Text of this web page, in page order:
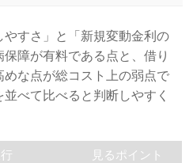
すさ」と「新規変動金利の
障が有料である点と、借り
な点が総コスト上の弱点で
べて比べると判断しやすく
見るポイント